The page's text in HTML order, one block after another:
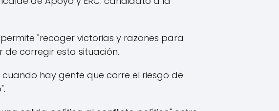
"recoger victorias y razones para
corregir esta situación.
hay gente que corre el riesgo de